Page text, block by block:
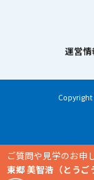
ご質問や見学のお申
東郷 美智浩（とうご
運営情
Copyright